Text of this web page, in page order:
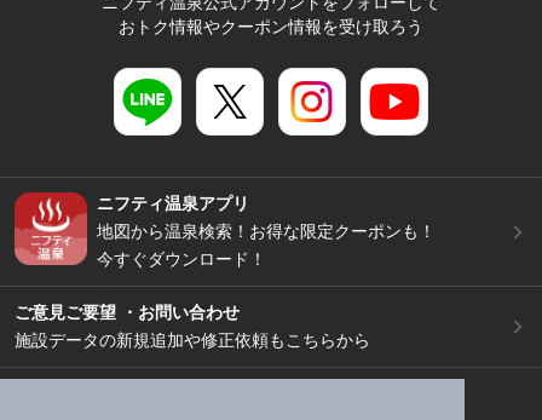
おトク情報やクーポン情報を受け取ろう
ニフティ温泉アプリ
地図から温泉検索！お得な限定クーポンも！
今すぐダウンロード！
ご意見ご要望 ・お問い合わせ
施設データの新規追加や修正依頼もこちらから